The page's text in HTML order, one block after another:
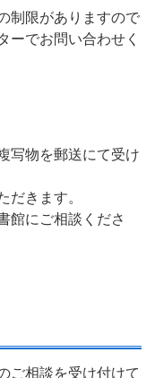
制限がありますので
ーでお問い合わせく
写物を郵送にて受け
だきます。
館にご相談くださ
ご相談を受け付けて